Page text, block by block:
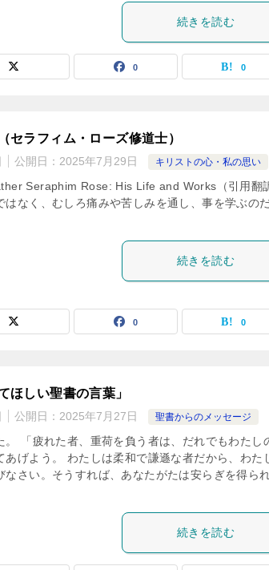
続きを読む
0 0
セラフィム・ローズ修道士）
公開日： 2025年7月29日 キリストの心・私の思い
Seraphim Rose: His Life and Works（引用翻
はなく、むしろ痛みや苦しみを通し、事を学ぶの
続きを読む
0 0
ほしい聖書の言葉」
公開日： 2025年7月27日 聖書からのメッセージ
。 「疲れた者、重荷を負う者は、だれでもわたし
あげよう。 わたしは柔和で謙遜な者だから、わた
なさい。そうすれば、あなたがたは安らぎを得ら
続きを読む